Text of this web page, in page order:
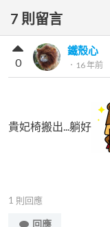
7 則留言
鐵殼心
． 16 年前
0
貴妃椅搬出...躺好
1 則回應
回應